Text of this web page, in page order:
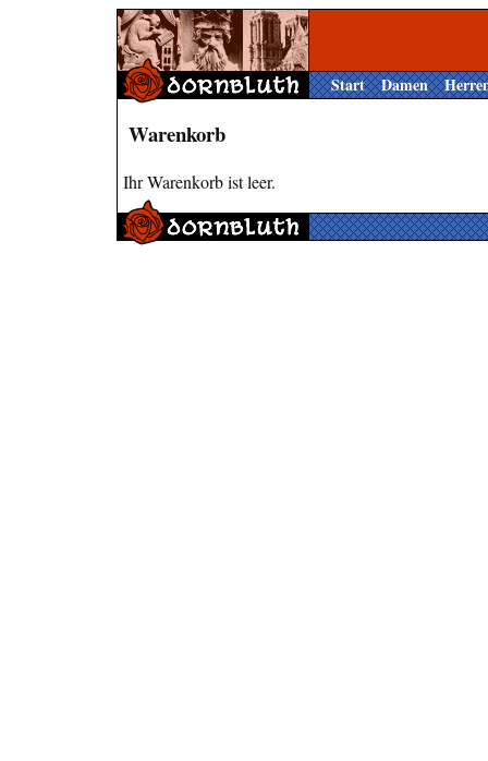
Start Damen
Warenkorb
Ihr Warenkorb ist leer.